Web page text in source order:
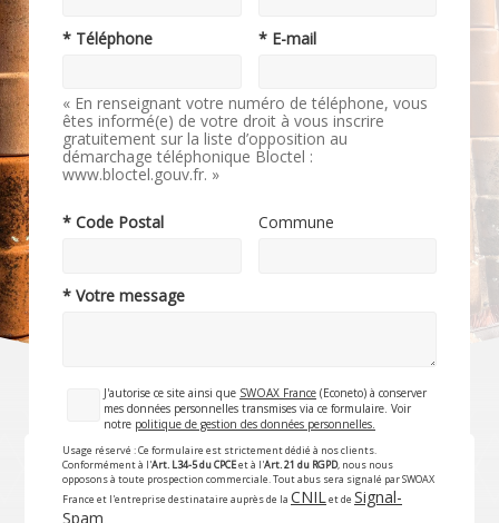
* Téléphone * E-mail
« En renseignant votre numéro de téléphone, vous
êtes informé(e) de votre droit à vous inscrire
gratuitement sur la liste d’opposition au
démarchage téléphonique Bloctel :
www.bloctel.gouv.fr. »
* Code Postal Commune
* Votre message
J'autorise ce site ainsi que SWOAX France (Econeto) à conserver
mes données personnelles transmises via ce formulaire. Voir
notre politique de gestion des données personnelles.
Usage réservé : Ce formulaire est strictement dédié à nos clients.
Conformément à l'Art. L34-5 du CPCEet à l'Art. 21 du RGPD, nous nous
opposons à toute prospection commerciale. Tout abus sera signalé par SWOAX
France et l'entreprise destinataire auprès de la CNILet de Signal-
Spam.